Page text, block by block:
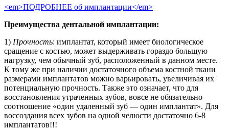
<em>ПОДРОБНЕЕ об имплантации</em>
Преимущества дентальной имплантации:
1) Прочность: имплантат, который имеет биологическое
сращение с костью, может выдерживать гораздо большую
нагрузку, чем обычный зуб, расположенный в данном месте.
К тому же при наличии достаточного объема костной ткани
размерами имплантатов можно варьировать, увеличивая их
потенциальную прочность. Также это означает, что для
восстановления утраченных зубов, вовсе не обязательно
соотношение «один удаленный зуб — один имплантат». Для
воссоздания всех зубов на одной челюсти достаточно 6-8
имплантатов!!!